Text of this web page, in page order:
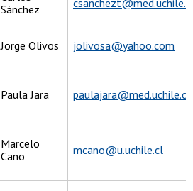
Sánchez
Jorge Olivos jolivosa@yahoo.com
Paula Jara paulajara@med.uchile.cl
Marcelo
Cano
mcano@u.uchile.cl